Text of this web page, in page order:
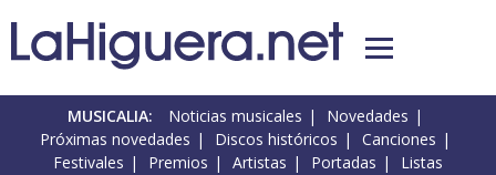
MUSICALIA: Noticias musicales
Novedades
Próximas novedades
Discos históricos
Canciones
Festivales
Premios Artistas Portadas Listas